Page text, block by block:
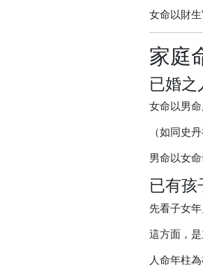
女命以財
家庭
已婚之
女命以男
（如同史
男命以女
已有孩
先看子女
這方面，
人命年柱